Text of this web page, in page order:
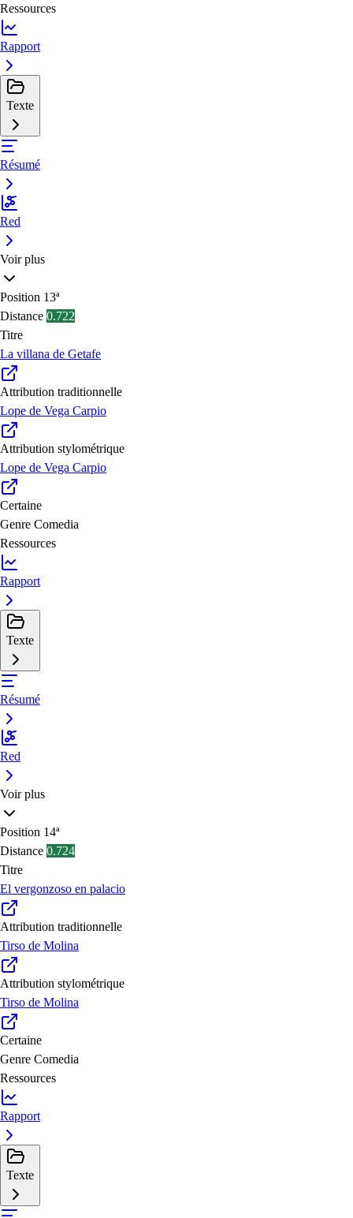
Ressources
Rapport
Texte
Résumé
Red
Voir plus
Position 13ª
Distance 0.722
Titre
La villana de Getafe
Attribution traditionnelle
Lope de Vega Carpio
Attribution stylométrique
Lope de Vega Carpio
Certaine
Genre Comedia
Ressources
Rapport
Texte
Résumé
Red
Voir plus
Position 14ª
Distance 0.724
Titre
El vergonzoso en palacio
Attribution traditionnelle
Tirso de Molina
Attribution stylométrique
Tirso de Molina
Certaine
Genre Comedia
Ressources
Rapport
Texte